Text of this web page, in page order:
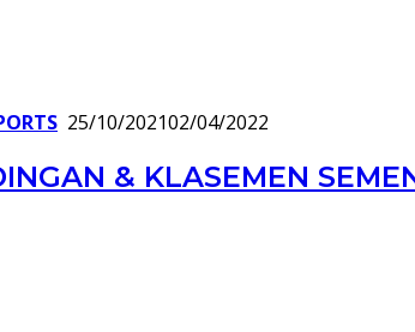
25/10/202102/04/2022
& KLASEMEN